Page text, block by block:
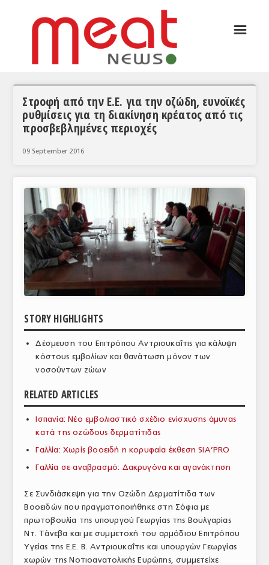
ΣΥΝΕΝΤΕΥΞΕΙΣ
ΚΟΣΜΟΣ
ΕΙΔΗΣΕΙΣ
ΕΥΡΩΠΑΪΚΕΣ ΑΠΟΦΑΣΕΙΣ
ΘΕΜΑΤΑ
ΑΝΑΛΥΣΕΙΣ
ΣΦΑΓΕΙΑ
ΕΞΟΠΛΙΣΜΟΣ
ΥΠΗΡΕΣΙΕΣ
ΕΜΠΟΡΙΚΟΙ ΑΝΤΙΠΡΟΣΩΠΟΙ
ΕΛΛΗΝΙΚΗ ΝΟΜΟΘΕΣΙΑ
ΕΥΡΩΠΑΪΚΗ ΝΟΜΟΘΕΣΙΑ
ΤΟ ΠΕΡΙΟΔΙΚΟ
☰
Στροφή από την Ε.Ε. για την οζώδη, ευνοϊκές
ρυθμίσεις για τη διακίνηση κρέατος από τις
προσβεβλημένες περιοχές
09 September 2016
STORY HIGHLIGHTS
Δέσμευση του Επιτρόπου Αντριουκαΐτις για κάλυψη
κόστους εμβολίων και θανάτωση μόνον των
νοσούντων ζώων
RELATED ARTICLES
Ισπανία: Νέο εμβολιαστικό σχέδιο ενίσχυσης άμυνας
κατά της οζώδους δερματίτιδας
Γαλλία: Χωρίς βοοειδή η κορυφαία έκθεση SIA’PRO
Γαλλία σε αναβρασμό: Δακρυγόνα και αγανάκτηση
Σε Συνδιάσκεψη για την Οζώδη Δερματίτιδα των
Βοοειδών που πραγματοποιήθηκε στη Σόφια με
πρωτοβουλία της υπουργού Γεωργίας της Βουλγαρίας
Ντ. Τάνεβα και με συμμετοχή του αρμόδιου Επιτρόπου
Υγείας της Ε.Ε. Β. Αντριουκαΐτις και υπουργών Γεωργίας
χωρών της Νοτιοανατολικής Ευρώπης, συμμετείχε